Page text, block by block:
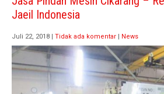
Jaeil Indonesia
Juli 22, 2018 Tidak ada komentar News